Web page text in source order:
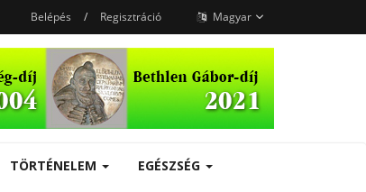
Belépés / Regisztráció Magyar
TÖRTÉNELEM EGÉSZSÉG